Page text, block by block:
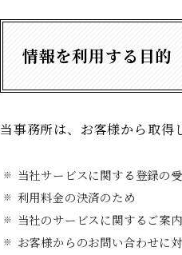
情報を利用する目的
当事務所は、お客様から取得
当社サービスに関する登録の
利用料金の決済のため
当社のサービスに関するご案
お客様からのお問い合わせに